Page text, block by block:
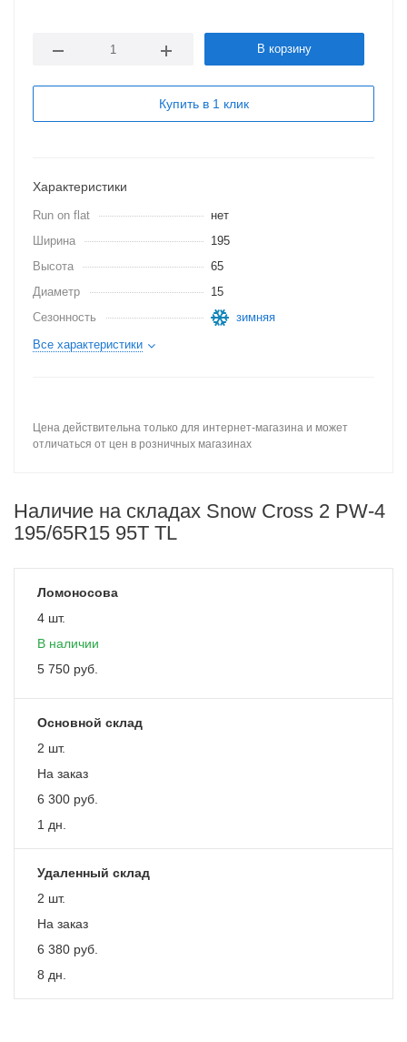
В корзину
Купить в 1 клик
Характеристики
Run on flat
нет
Ширина
195
Высота
65
Диаметр
15
Сезонность
зимняя
Все характеристики
Цена действительна только для интернет-магазина и может
отличаться от цен в розничных магазинах
Наличие на складах Snow Cross 2 PW-4
195/65R15 95T TL
Ломоносова
4 шт.
В наличии
5 750 руб.
Основной склад
2 шт.
На заказ
6 300 руб.
1 дн.
Удаленный склад
2 шт.
На заказ
6 380 руб.
8 дн.